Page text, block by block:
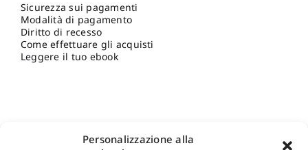
Personalizzazione alla
Sicurezza sui pagamenti
Modalità di pagamento
Diritto di recesso
Come effettuare gli acquisti
Leggere il tuo ebook